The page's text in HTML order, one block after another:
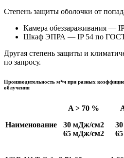
Степень защиты оболочки от
Камера обеззараживания —
Шкаф ЭПРА — IP 54 по ГОСТ
Другая степень защиты и
по запросу.
Производительность м³/ч при разных
облучения
Наименование
A > 70 %
30 мДж/см2
65 мДж/см2